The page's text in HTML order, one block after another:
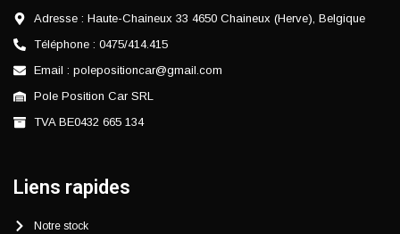
Adresse : Haute-Chaineux 33 4650 Chaineux (Herve), Belgique
Téléphone : 0475/414.415
Email : polepositioncar@gmail.com
Pole Position Car SRL
TVA BE0432 665 134
Liens rapides
Notre stock